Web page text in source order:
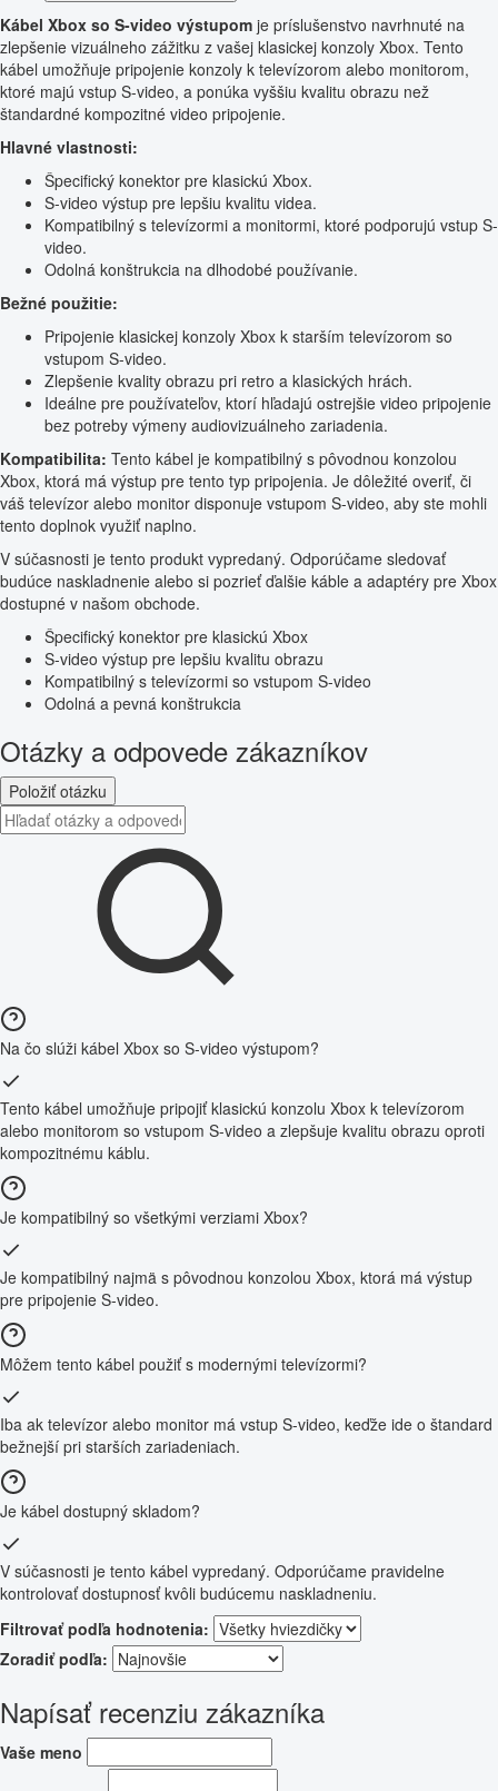
Kábel Xbox so S-video výstupom je príslušenstvo navrhnuté na
zlepšenie vizuálneho zážitku z vašej klasickej konzoly Xbox. Tento
kábel umožňuje pripojenie konzoly k televízorom alebo monitorom,
ktoré majú vstup S-video, a ponúka vyššiu kvalitu obrazu než
štandardné kompozitné video pripojenie.
Hlavné vlastnosti:
Špecifický konektor pre klasickú Xbox.
S-video výstup pre lepšiu kvalitu videa.
Kompatibilný s televízormi a monitormi, ktoré podporujú vstup S-
video.
Odolná konštrukcia na dlhodobé používanie.
Bežné použitie:
Pripojenie klasickej konzoly Xbox k starším televízorom so
vstupom S-video.
Zlepšenie kvality obrazu pri retro a klasických hrách.
Ideálne pre používateľov, ktorí hľadajú ostrejšie video pripojenie
bez potreby výmeny audiovizuálneho zariadenia.
Kompatibilita: Tento kábel je kompatibilný s pôvodnou konzolou
Xbox, ktorá má výstup pre tento typ pripojenia. Je dôležité overiť, či
váš televízor alebo monitor disponuje vstupom S-video, aby ste mohli
tento doplnok využiť naplno.
V súčasnosti je tento produkt vypredaný. Odporúčame sledovať
budúce naskladnenie alebo si pozrieť ďalšie káble a adaptéry pre Xbox
dostupné v našom obchode.
Špecifický konektor pre klasickú Xbox
S-video výstup pre lepšiu kvalitu obrazu
Kompatibilný s televízormi so vstupom S-video
Odolná a pevná konštrukcia
Otázky a odpovede zákazníkov
Položiť otázku
Na čo slúži kábel Xbox so S-video výstupom?
Tento kábel umožňuje pripojiť klasickú konzolu Xbox k televízorom
alebo monitorom so vstupom S-video a zlepšuje kvalitu obrazu oproti
kompozitnému káblu.
Je kompatibilný so všetkými verziami Xbox?
Je kompatibilný najmä s pôvodnou konzolou Xbox, ktorá má výstup
pre pripojenie S-video.
Môžem tento kábel použiť s modernými televízormi?
Iba ak televízor alebo monitor má vstup S-video, keďže ide o štandard
bežnejší pri starších zariadeniach.
Je kábel dostupný skladom?
V súčasnosti je tento kábel vypredaný. Odporúčame pravidelne
kontrolovať dostupnosť kvôli budúcemu naskladneniu.
Filtrovať podľa hodnotenia:
Zoradiť podľa:
Napísať recenziu zákazníka
Vaše meno